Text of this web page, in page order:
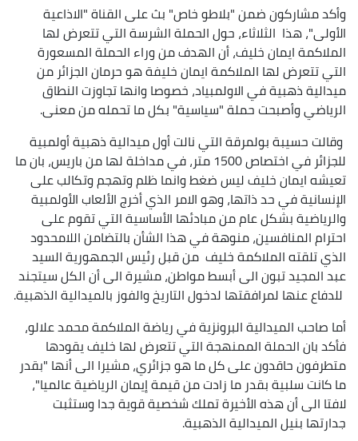
وأكد مشاركون ضمن "بلاطو خاص" بث على القناة "الاذاعية
الأولى"، هذا الثلاثاء، حول الحملة الشرسة التي تتعرض لها
الملاكمة ايمان خليف، أن الهدف من وراء الحملة المسعورة
التي تتعرض لها الملاكمة ايمان خليفة هو حرمان الجزائر من
ميدالية ذهبية في الاولمبياد، خصوصا وانها تجاوزت النطاق
الرياضي وأصبحت حملة "سياسية" بكل ما تحمله من معنى.
وقالت حسيبة بولمرقة التي نالت أول ميدالية ذهبية أولمبية
للجزائر في اختصاص 1500 متر، في مداخلة لها من باريس، بان ما
تعيشه ايمان خليف ليس ضغط وانما ظلم وتهجم وتكالب على
الإنسانية في حد ذاتها، وهو الامر الذي أخرج الألعاب الأولمبية
والرياضية بشكل عام من مبادئها الأساسية التي تقوم على
احترام المنافسين، منوهة في هذا الشأن بالتضامن اللامحدود
الذي تلقته الملاكمة خليف من قبل رئيس الجمهورية السيد
عبد المجيد تبون الى أبسط مواطن، مشيرة الى أن الكل سيتجند
للدفاع عنها لمرافقتها لدخول التاريخ والفوز بالميدالية الذهبية.
أما صاحب الميدالية البرونزية في رياضة الملاكمة محمد علالو،
فأكد بان الحملة الممنهجة التي تتعرض لها خليف يقودها
متطرفون حاقدون على كل ما هو جزائري، مشيرا الى أنها "بقدر
ما كانت سلبية بقدر ما زادت من قيمة إيمان الرياضية عالميا"،
لافتا الى أن هذه الأخيرة تملك شخصية قوية جدا وستثبت
جدارتها بنيل الميدالية الذهبية.